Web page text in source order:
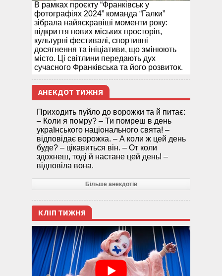
В рамках проєкту “Франківськ у
фотографіях 2024” команда “Галки”
зібрала найяскравіші моменти року:
відкриття нових міських просторів,
культурні фестивалі, спортивні
досягнення та ініціативи, що змінюють
місто. Ці світлини передають дух
сучасного Франківська та його розвиток.
АНЕКДОТ ТИЖНЯ
Приходить пуйло до ворожки та й питає:
– Коли я помру? – Ти помреш в день
українського національного свята! –
відповідає ворожка. – А коли ж цей день
буде? – цікавиться він. – От коли
здохнеш, тоді й настане цей день! –
відповіла вона.
Більше анекдотів
КЛІП ТИЖНЯ